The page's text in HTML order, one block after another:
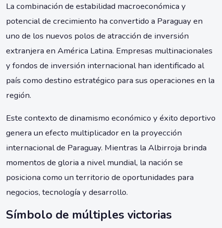
La combinación de estabilidad macroeconómica y
potencial de crecimiento ha convertido a Paraguay en
uno de los nuevos polos de atracción de inversión
extranjera en América Latina. Empresas multinacionales
y fondos de inversión internacional han identificado al
país como destino estratégico para sus operaciones en la
región.
Este contexto de dinamismo económico y éxito deportivo
genera un efecto multiplicador en la proyección
internacional de Paraguay. Mientras la Albirroja brinda
momentos de gloria a nivel mundial, la nación se
posiciona como un territorio de oportunidades para
negocios, tecnología y desarrollo.
Símbolo de múltiples victorias